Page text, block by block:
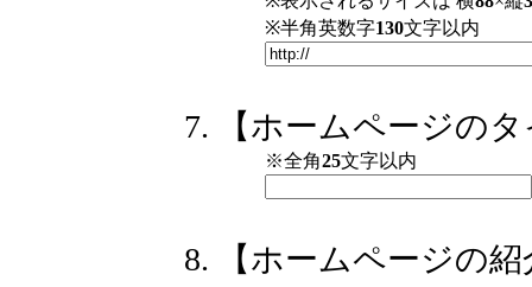
※半角英数字130文字以内
【ホームページの
※全角25文字以内
【ホームページの